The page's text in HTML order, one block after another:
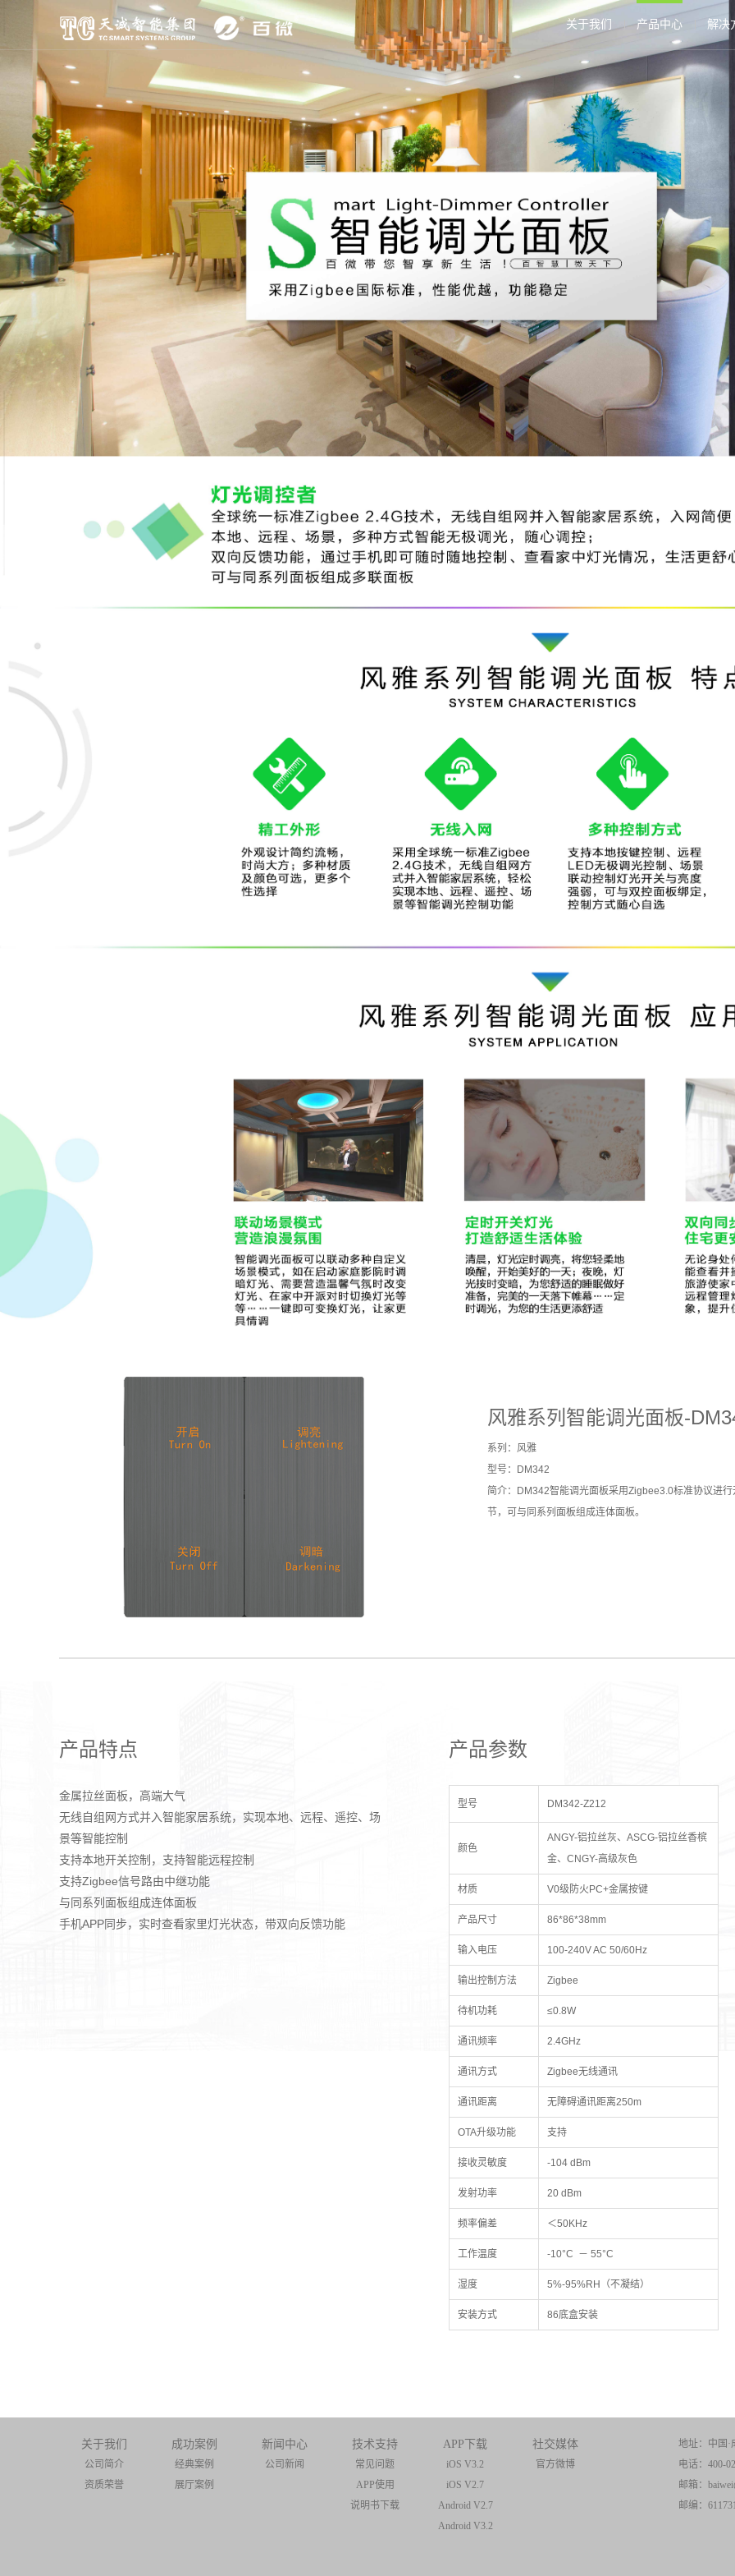
关于我们 产品中心 解决
风雅系列智能调光面板-
系列：风雅
型号：DM342
简介：DM342智能调光面板采用Zigbee3.0标准协议进
节，可与同系列面板组成连体面板。
产品特点
金属拉丝面板，高端大气
无线自组网方式并入智能家居系统，实现本地、远程、遥控、场
景等智能控制
支持本地开关控制，支持智能远程控制
支持Zigbee信号路由中继功能
与同系列面板组成连体面板
手机APP同步，实时查看家里灯光状态，带双向反馈功能
产品参数
型号 DM342-Z212
颜色
ANGY-铝拉丝灰、ASCG-铝拉丝香槟
金、CNGY-高级灰色
材质 V0级防火PC+金属按键
产品尺寸 86*86*38mm
输入电压 100-240V AC 50/60Hz
输出控制方法 Zigbee
待机功耗 ≤0.8W
通讯频率 2.4GHz
通讯方式 Zigbee无线通讯
通讯距离 无障碍通讯距离250m
OTA升级功能 支持
接收灵敏度 -104 dBm
发射功率 20 dBm
频率偏差 ＜50KHz
工作温度 -10°C － 55°C
湿度 5%-95%RH（不凝结）
安装方式 86底盒安装
关于我们
公司简介
资质荣誉
成功案例
经典案例
展厅案例
新闻中心
公司新闻
技术支持
常见问题
APP使用
说明书下载
APP下载
iOS V3.2
iOS V2.7
Android V2.7
Android V3.2
社交媒体
官方微博
地址：中国·
电话：400-
邮箱：
邮编：